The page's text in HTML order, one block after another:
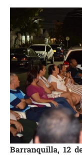
Barranquilla, 12